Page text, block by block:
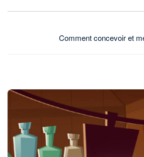
Comment concevoir et